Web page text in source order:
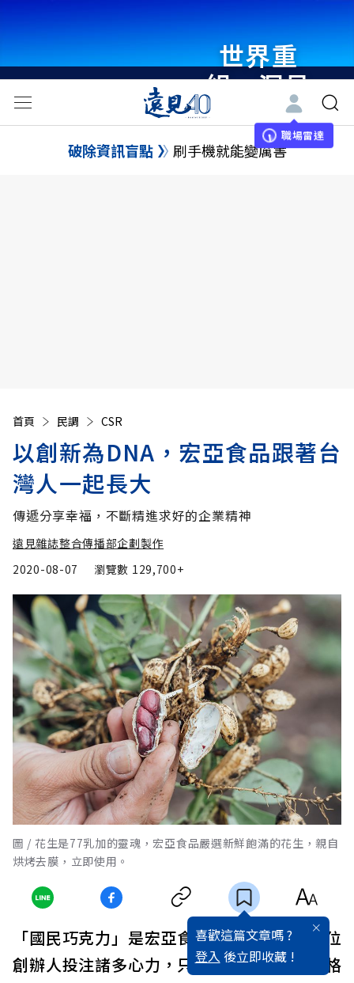
世界重
組・洞見
未來 與
世界領袖
職場雷達
破除資訊盲點 刷手機就能變厲害
首頁 民調 CSR
以創新為DNA，宏亞食品跟著台
灣人一起長大
傳遞分享幸福，不斷精進求好的企業精神
遠見雜誌整合傳播部企劃製作
2020-08-07
瀏覽數 129,700+
圖 / 花生是77乳加的靈魂，宏亞食品嚴選新鮮飽滿的花生，親自
烘烤去膜，立即使用。
喜歡這篇文章嗎 ?
登入 後立即收藏 !
「國民巧克力」是宏亞食品的創業初衷，兩位
創辦人投注諸多心力，只為做出高品質、價格